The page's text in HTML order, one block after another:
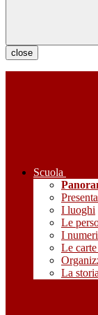
close
Scuola
I luoghi
Le
I
Le
La storia